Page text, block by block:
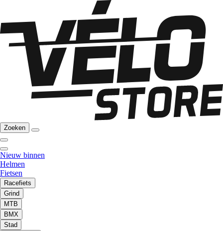
Zoeken
Nieuw binnen
Helmen
Fietsen
Racefiets
Grind
MTB
BMX
Stad